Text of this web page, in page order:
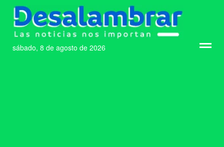
sábado, 8 de agosto de 2026